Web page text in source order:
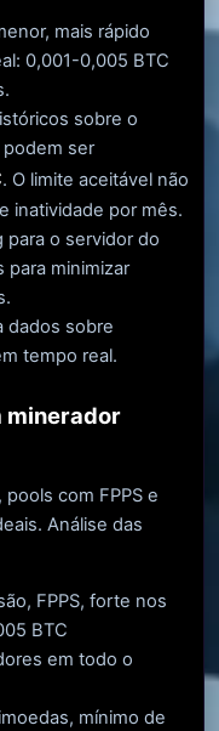
mais rápido
0,001-0,005 BTC
sobre o
ser
. O limite aceitável não
inatividade por mês.
para o servidor do
para minimizar
dados sobre
tempo real.
minerador
com FPPS e
Análise das
FPPS, forte nos
BTC
em todo o
mínimo de